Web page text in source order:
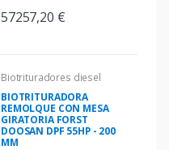
57257,20 €
Biotrituradores diesel
BIOTRITURADORA
REMOLQUE CON MESA
GIRATORIA FORST
DOOSAN DPF 55HP - 200
MM